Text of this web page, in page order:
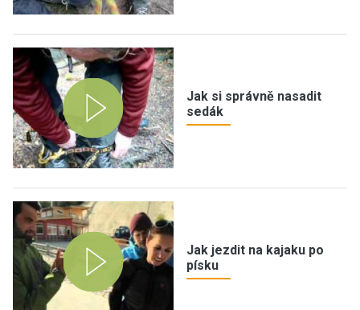
Jak si správně nasadit
sedák
Jak jezdit na kajaku po
písku